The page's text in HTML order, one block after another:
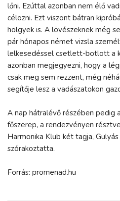
lőni. Ezúttal azonban nem élő
célozni. Ezt viszont bátran
hölgyek is. A lövészeknek még
pár hónapos német vizsla
lelkesedéssel csetlett-botlott a
azonban megjegyezni, hogy a
csak meg sem rezzent, még
segítője lesz a vadászatokon
A nap hátralévő részében pedig
főszerep, a rendezvényen
Harmonika Klub két tagja,
szórakoztatta.
Forrás: promenad.hu